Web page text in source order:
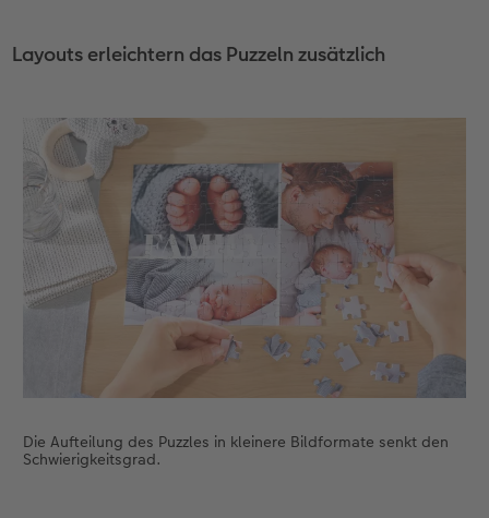
Layouts erleichtern das Puzzeln zusätzlich
Die Aufteilung des Puzzles in kleinere Bildformate senkt den
Schwierigkeitsgrad.